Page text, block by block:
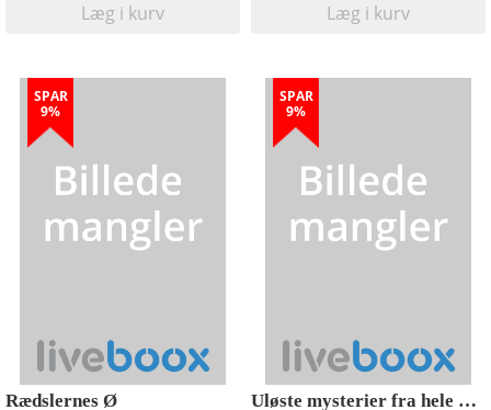
Læg i kurv Læg i kurv
SPAR
9%
Rædslernes Ø
SPAR
9%
Uløste mysterier fra hele verden